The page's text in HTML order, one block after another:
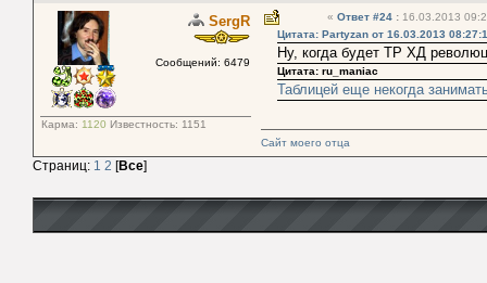
SergR
Сообщений: 6479
Карма: 1120 Известность: 1151
« Ответ #24 : 16.03.2013
Цитата: Partyzan от 16.03.2013
Ну, когда будет ТР ХД
Цитата: ru_maniac
Таблицей еще некогда
Сайт моего отца
Страниц: 1 2 [Все]